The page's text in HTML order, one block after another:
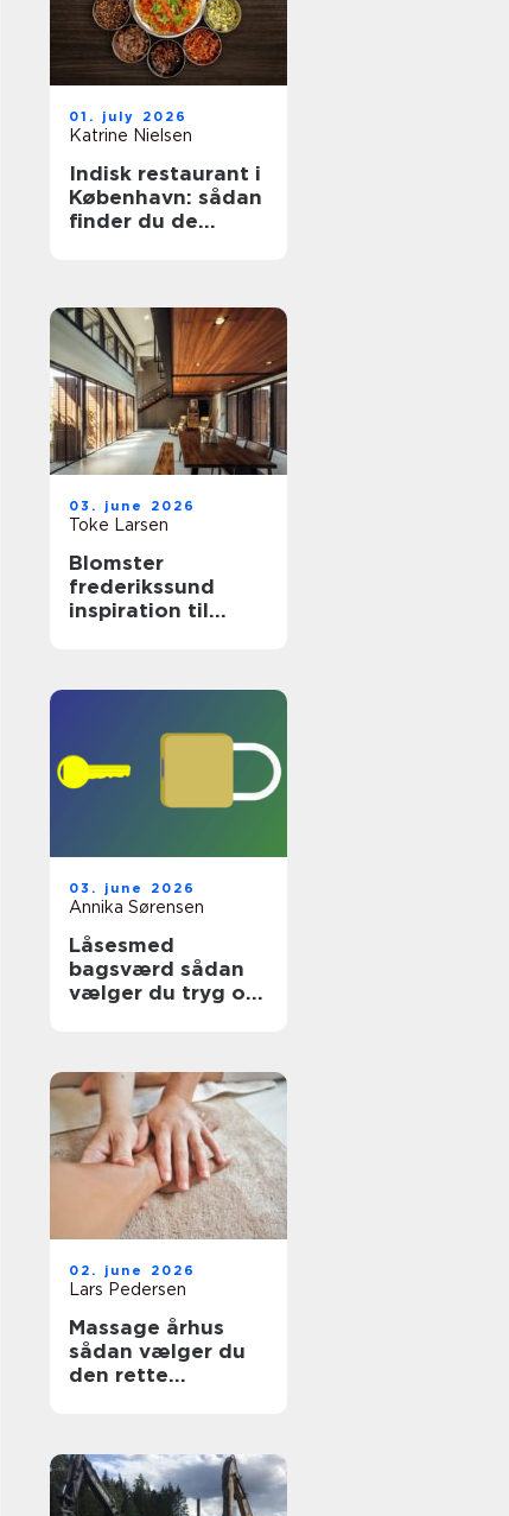
01. july 2026
Katrine Nielsen
Indisk restaurant i
København: sådan
finder du de
03. june 2026
Toke Larsen
Blomster
frederikssund
inspiration til
03. june 2026
Annika Sørensen
Låsesmed
bagsværd sådan
vælger du tryg og
02. june 2026
Lars Pedersen
Massage århus
sådan vælger du
den rette